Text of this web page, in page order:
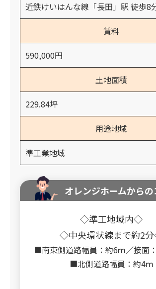
近鉄けいはんな線「長田」駅 徒歩8
賃料
590,000円
土地面積
229.84坪
用途地域
準工業地域
オレンジホームから
◇準工地域内◇
◇中央環状線まで約2
■南東側道路幅員：約6ｍ／接面
■北側道路幅員：約4ｍ